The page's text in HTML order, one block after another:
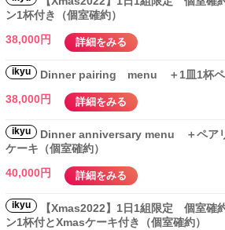
ン1杯付き（個室確約）
38,000円
詳細をみる
ikyu
Dinner pairing menu ＋1皿1杯ペ
38,000円
詳細をみる
ikyu
Dinner anniversary menu ＋ペア
ケーキ（個室確約）
40,000円
詳細をみる
ikyu
【Xmas2022】1日1組限定 個室確
ン1杯付とXmasケーキ付き（個室確約）